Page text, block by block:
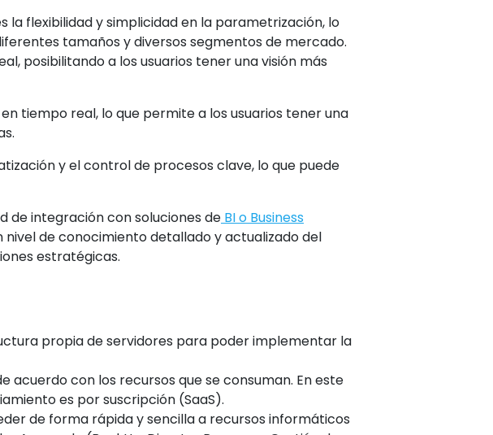
la flexibilidad y simplicidad en la parametrización, lo
tamaños y diversos segmentos de mercado.
posibilitando a los usuarios tener una visión más
tiempo real, lo que permite a los usuarios tener una
y el control de procesos clave, lo que puede
de integración con soluciones de BI o Business
de conocimiento detallado y actualizado del
estratégicas.
propia de servidores para poder implementar la
acuerdo con los recursos que se consuman. En este
es por suscripción (SaaS).
de forma rápida y sencilla a recursos informáticos